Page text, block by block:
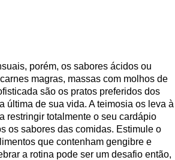
porém, os sabores ácidos ou
magras, massas com molhos de
são os pratos preferidos dos
última de sua vida. A teimosia os leva à
restringir totalmente o seu cardápio
os sabores das comidas. Estimule o
que contenham gengibre e
a rotina pode ser um desafio então,